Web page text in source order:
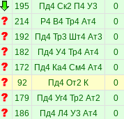
195 Пд4 Ск2 П4 У3 0
214 Р4 В4 Тр4 Ат4 0
192 Пд4 Тр3 Шт4 Ат3 0
182 Пд4 У4 Тр4 Ат4 0
172 Пд4 Ка4 См4 Ат4 0
92 Пд4 От2 К 0
179 Пд4 Уг4 Тр2 Ат2 0
186 Пд4 Л4 У3 Ат4 0